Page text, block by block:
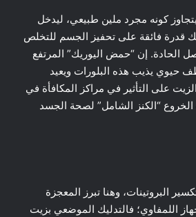
كونه مجرد ملين طبيعي، ليدخل
قدرة فائقة على تحفيز الجسم للتخلص
الحادة. إن “حمض اليوريك” المرتفع
حيوي يذيب هذه البلورات ويعيد
الذي يثير دهشة الباحثين لعام 2026 هو قدرة هذا الزيت على التأثير في مراكز المكافأة في
“الكنز الشامل” لصحة الجسد
البروتينات، وهنا تبرز المعجزة
اللمفاوي؛ فالتدليك الموضعي بزيت